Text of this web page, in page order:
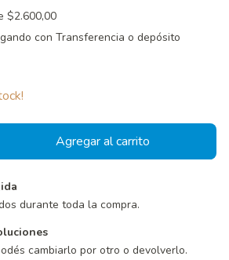
$2.600,00
con Transferencia o depósito
durante toda la compra.
cambiarlo por otro o devolverlo.